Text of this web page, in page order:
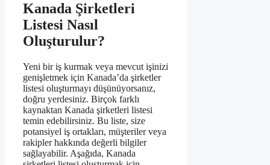
Kanada Şirketleri
Listesi Nasıl
Oluşturulur?
Yeni bir iş kurmak veya mevcut işinizi
genişletmek için Kanada’da şirketler
listesi oluşturmayı düşünüyorsanız,
doğru yerdesiniz. Birçok farklı
kaynaktan Kanada şirketleri listesi
temin edebilirsiniz. Bu liste, size
potansiyel iş ortakları, müşteriler veya
rakipler hakkında değerli bilgiler
sağlayabilir. Aşağıda, Kanada